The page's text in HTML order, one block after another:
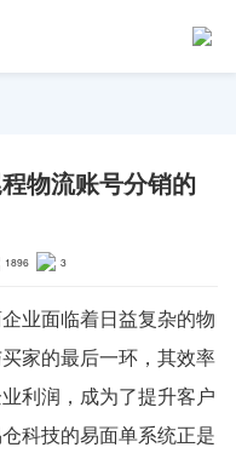
物流账号分销的
1896 3
业面临着日益复杂的物
家的最后一环，其效率
利润，成为了提升客户
科技的易面单系统正是